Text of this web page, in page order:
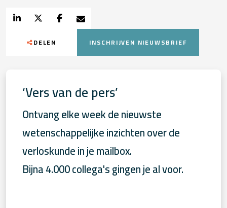
DELEN INSCHRIJVEN NIEUWSBRIEF
‘Vers van de pers’
Ontvang elke week de nieuwste
wetenschappelijke inzichten over de
verloskunde in je mailbox.
Bijna 4.000 collega's gingen je al voor.